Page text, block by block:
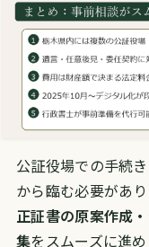
公証役場での手続
から臨む必要があ
正証書の原案作成
集をスムーズに進め